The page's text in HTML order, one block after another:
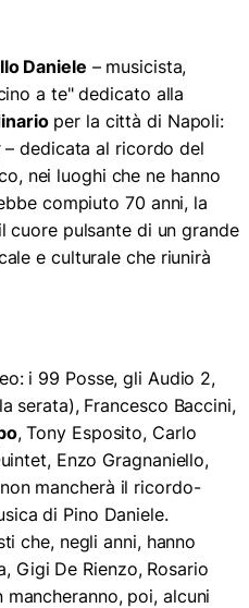
Daniele – musicista,
a te" dedicato alla
per la città di Napoli:
– dedicata al ricordo del
nei luoghi che ne hanno
compiuto 70 anni, la
cuore pulsante di un grande
e culturale che riunirà
i 99 Posse, gli Audio 2,
serata), Francesco Baccini,
, Tony Esposito, Carlo
Enzo Gragnaniello,
mancherà il ricordo-
di Pino Daniele.
che, negli anni, hanno
Gigi De Rienzo, Rosario
poi, alcuni